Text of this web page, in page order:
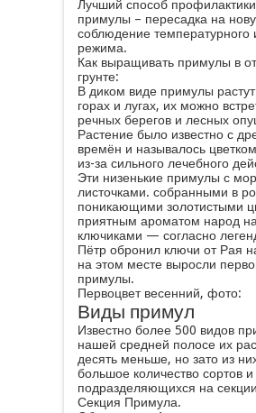
Лучший способ
примулы – пересадка на
соблюдение температурного
режима.
Как выращивать примулы в
грунте:
В диком виде примулы
горах и лугах, их можно
речных берегов и лесных
Растение было известно с
времён и называлось
из-за сильного лечебного
Эти низенькие примулы с
листочками. собранными в
поникающими золотистыми
приятным ароматом народ
ключиками — согласно
Пётр обронил ключи от Рая
на этом месте выросли
примулы.
Первоцвет весенний, фото:
Виды примул
Известно более 500 видов
нашей средней полосе их
десять меньше, но зато из
большое количество сортов и
подразделяющихся на
Секция Примула.